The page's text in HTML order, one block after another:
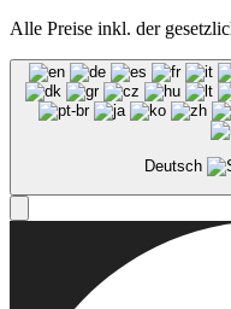
Alle Preise inkl. der
Deutsch